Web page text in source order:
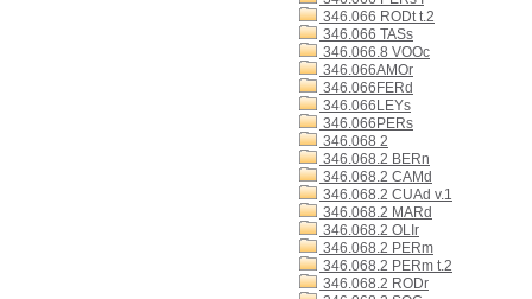
346.066 RODt t.2
346.066 TASs
346.066.8 VOOc
346.066AMOr
346.066FERd
346.066LEYs
346.066PERs
346.068 2
346.068.2 BERn
346.068.2 CAMd
346.068.2 CUAd v.1
346.068.2 MARd
346.068.2 OLIr
346.068.2 PERm
346.068.2 PERm t.2
346.068.2 RODr